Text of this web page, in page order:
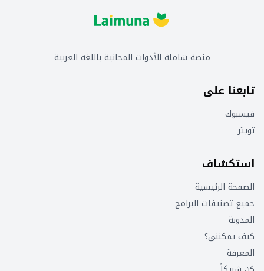
منصة شاملة للأدوات المجانية باللغة العربية
تابعنا على
فيسبوك
تويتر
استكشاف
الصفحة الرئيسية
جميع تصنيفات البرامج
المدونة
كيف يمكنني؟
المعرفة